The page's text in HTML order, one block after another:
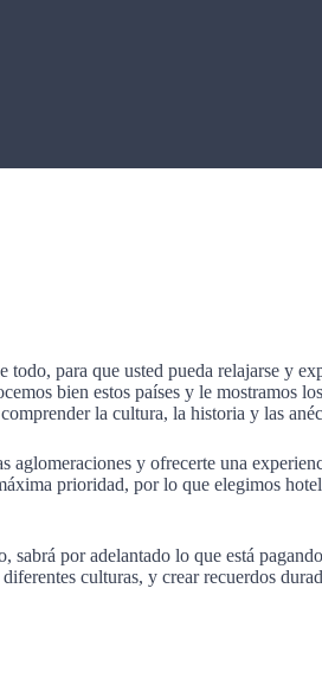
para que usted pueda relajarse y
bien estos países y le mostramos
la cultura, la historia y las
y ofrecerte una
prioridad, por lo que elegimos
sabrá por adelantado lo que está
culturas, y crear recuerdos